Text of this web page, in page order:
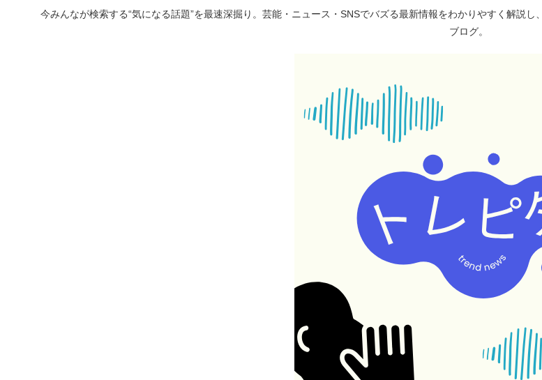
今みんなが検索する“気になる話題”を最速深掘り。芸能・ニュース・SNSでバズる最新情報をわかりやすく解説
ブログ。